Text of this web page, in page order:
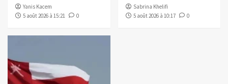
Yanis Kacem
5 août 2026 à 15:21
0
Sabrina Khelifi
5 août 2026 à 10:17
0